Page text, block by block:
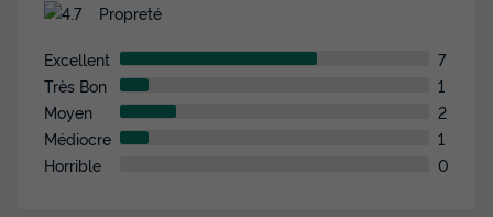
Propreté
Excellent
7
Très Bon
1
Moyen
2
Médiocre
1
Horrible
0